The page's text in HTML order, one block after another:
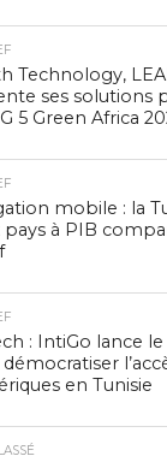
Technology,
ses solutions
5 Green Africa
mobile : la
à PIB
: IntiGo lance le
en Tunisie